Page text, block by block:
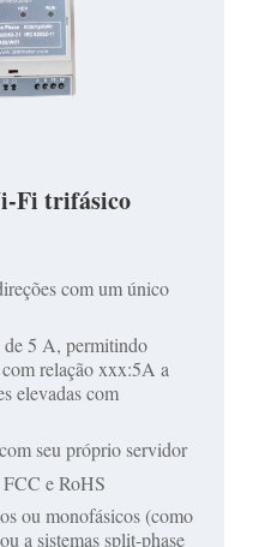
Fi trifásico
com um único
de 5 A, permitindo
relação xxx:5A a
elevadas com
seu próprio servidor
e RoHS
ou monofásicos (como
a sistemas split-phase